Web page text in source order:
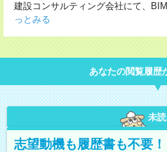
建設コンサルティング会社にて、
っとみる
あなたの閲覧履歴
未読
志望動機も履歴書も不要